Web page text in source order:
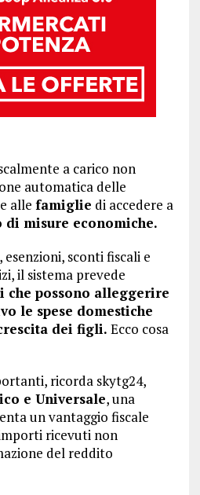
a carico non
automatica delle
alle famiglie di accedere a
misure economiche.
sconti fiscali e
il sistema prevede
che possono alleggerire
le spese domestiche
dei figli. Ecco cosa
ricorda skytg24,
e Universale, una
un vantaggio fiscale
ricevuti non
del reddito